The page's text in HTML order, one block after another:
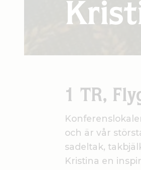
1 TR,
och är vår
sadeltak,
Kristina en